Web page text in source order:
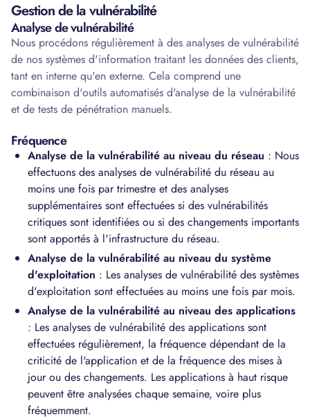
Gestion de la vulnérabilité
Analyse de vulnérabilité
Nous procédons régulièrement à des analyses de vulnérabilité
de nos systèmes d'information traitant les données des clients,
tant en interne qu'en externe. Cela comprend une
combinaison d'outils automatisés d'analyse de la vulnérabilité
et de tests de pénétration manuels.
Fréquence
Analyse de la vulnérabilité au niveau du réseau : Nous
effectuons des analyses de vulnérabilité du réseau au
moins une fois par trimestre et des analyses
supplémentaires sont effectuées si des vulnérabilités
critiques sont identifiées ou si des changements importants
sont apportés à l'infrastructure du réseau.
Analyse de la vulnérabilité au niveau du système
d'exploitation : Les analyses de vulnérabilité des systèmes
d'exploitation sont effectuées au moins une fois par mois.
Analyse de la vulnérabilité au niveau des applications
: Les analyses de vulnérabilité des applications sont
effectuées régulièrement, la fréquence dépendant de la
criticité de l'application et de la fréquence des mises à
jour ou des changements. Les applications à haut risque
peuvent être analysées chaque semaine, voire plus
fréquemment.